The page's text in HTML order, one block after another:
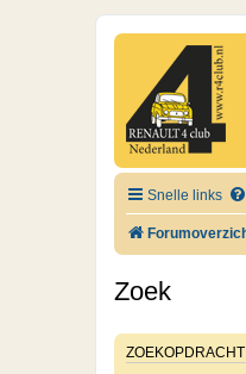
Snelle links
Zoek
ZOEKOPDRACHT